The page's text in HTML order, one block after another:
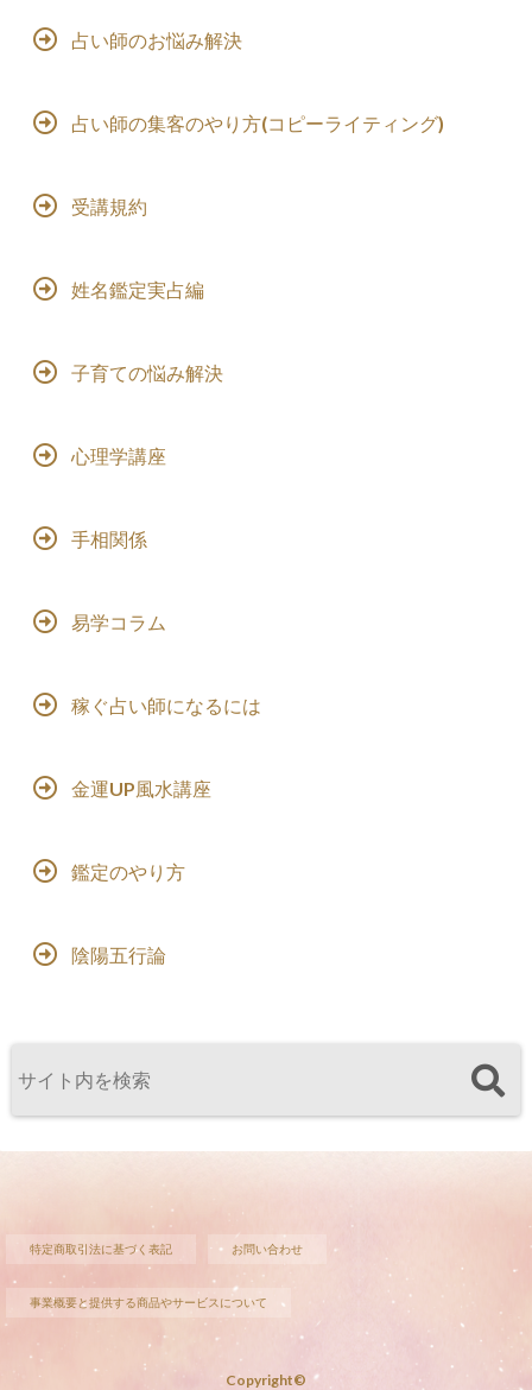
占い師のお悩み解決
占い師の集客のやり方(コピーライティング)
受講規約
姓名鑑定実占編
子育ての悩み解決
心理学講座
手相関係
易学コラム
稼ぐ占い師になるには
金運UP風水講座
鑑定のやり方
陰陽五行論
特定商取引法に基づく表記 お問い合わせ
事業概要と提供する商品やサービスについて
Copyright©